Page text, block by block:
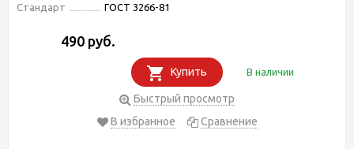
Стандарт ГОСТ 3266-81
490 руб.
Купить В наличии
Быстрый просмотр
В избранное
Сравнение